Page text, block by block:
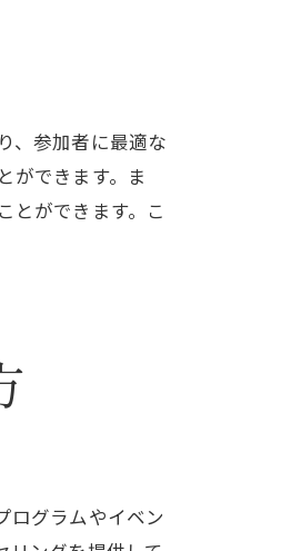
、参加者に最適な
ができます。ま
とができます。こ
ログラムやイベン